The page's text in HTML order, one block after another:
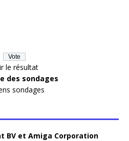
le résultat
des sondages
sondages
BV et Amiga Corporation